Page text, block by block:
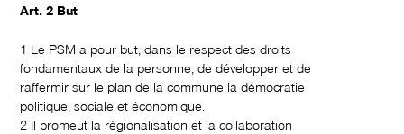
Art. 2 But
1 Le PSM a pour but, dans le respect des droits
fondamentaux de la personne, de développer et de
raffermir sur le plan de la commune la démocratie
politique, sociale et économique.
2 Il promeut la régionalisation et la collaboration